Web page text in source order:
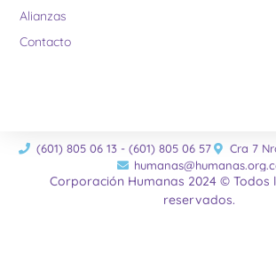
Alianzas
Contacto
(601) 805 06 13 - (601) 805 06 57
Cra 7
Corporación Humanas 2024 © Todos
reservados.